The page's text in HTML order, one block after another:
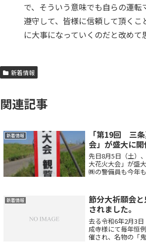
で、そういう意味でも自らの運転
遵守して、皆様に信頼して頂くこ
に大事になっていくのだと改めて
新着情報
関連記事
新着情報
「第19回 三
会」が盛大に開
先日8月5日（土）
大花火大会」が盛
㈱の警備員も今年
るような状況では
新着情報
節分大祈願会
されました。
去る令和6年2月3
成寺様にて毎年恒
催され、名物の「